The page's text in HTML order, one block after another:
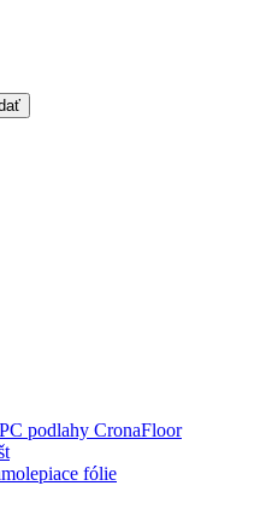
podlahy CronaFloor
fólie